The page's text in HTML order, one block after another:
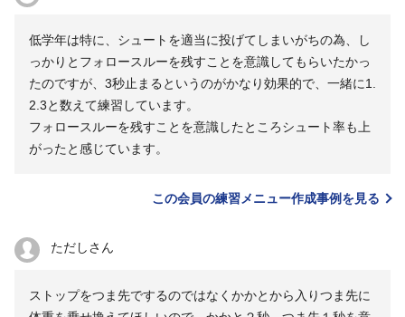
低学年は特に、シュートを適当に投げてしまいがちの為、し
っかりとフォロースルーを残すことを意識してもらいたかっ
たのですが、3秒止まるというのがかなり効果的で、一緒に1.
2.3と数えて練習しています。
フォロースルーを残すことを意識したところシュート率も上
がったと感じています。
この会員の練習メニュー作成事例を見る
ただしさん
ストップをつま先でするのではなくかかとから入りつま先に